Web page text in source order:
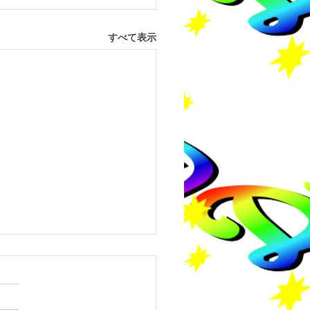
すべて表示
年度長崎県中学生チャ